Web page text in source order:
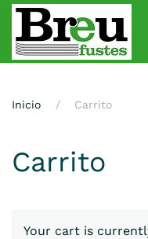
Skip
to
content
Inicio Carrito
Carrito
Your cart is